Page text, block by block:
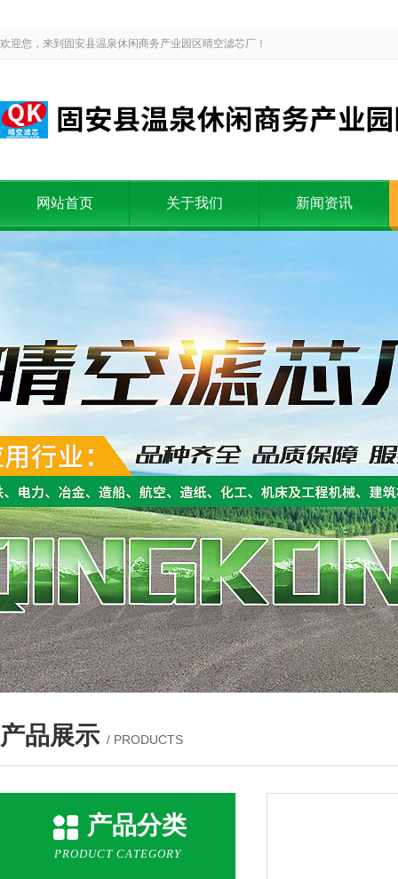
欢迎您，来到固安县温泉休闲商务产业园区晴空滤芯厂！
网站首页 关于我们 新闻资讯
产品展示 / PRODUCTS
产品分类
PRODUCT CATEGORY